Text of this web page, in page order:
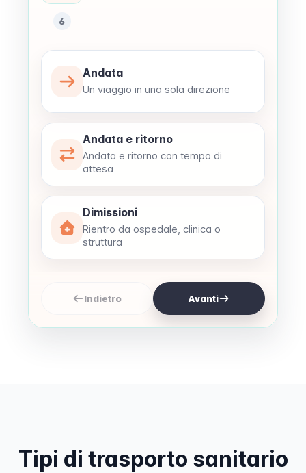
6
Andata
Un viaggio in una sola direzione
Andata e ritorno
Andata e ritorno con tempo di
attesa
Dimissioni
Rientro da ospedale, clinica o
struttura
Indietro Avanti
Tipi di trasporto sanitario